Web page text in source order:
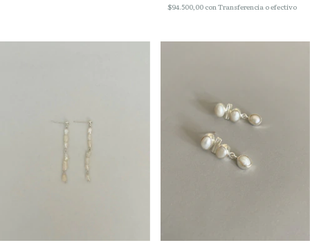
$94.500,00 conTransferencia o efectivo